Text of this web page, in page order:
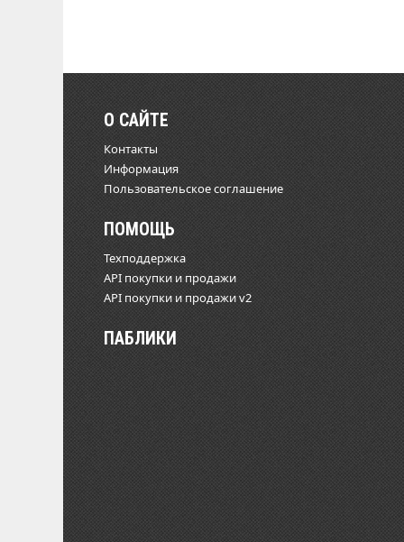
О САЙТЕ
Контакты
Информация
Пользовательское соглашение
ПОМОЩЬ
Техподдержка
API покупки и продажи
API покупки и продажи v2
ПАБЛИКИ